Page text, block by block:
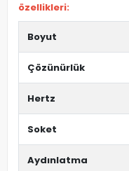
özellikleri:
Boyut
Çözünürlük
Hertz
Soket
Aydınlatma